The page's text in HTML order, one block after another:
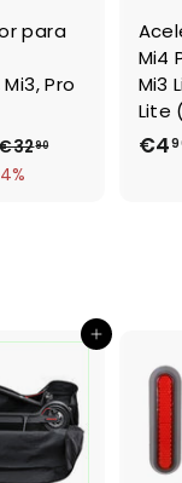
para
Pro
90€
Mi4
Mi3
Lite
€4
Agregar al carrito